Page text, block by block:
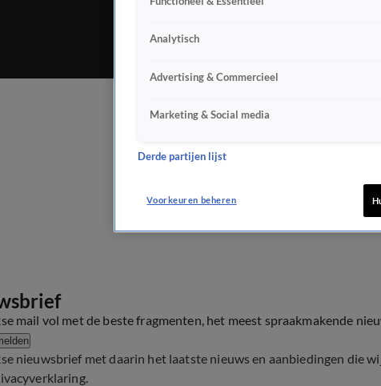
mail vol met de beste fragmenten, het meest spraakmakende
nieuwsbrief met daarin het laatste nieuws en aanbiedingen die
.
Analytisch
Advertising & Commercieel
Marketing & Social media
Derde partijen lijst
Voorkeuren beheren